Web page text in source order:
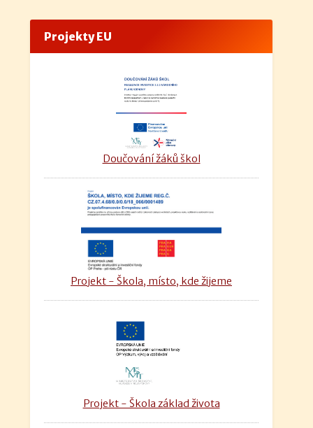
Projekty EU
Doučování žáků škol
Projekt - Škola, místo, kde žijeme
Projekt - Škola základ života